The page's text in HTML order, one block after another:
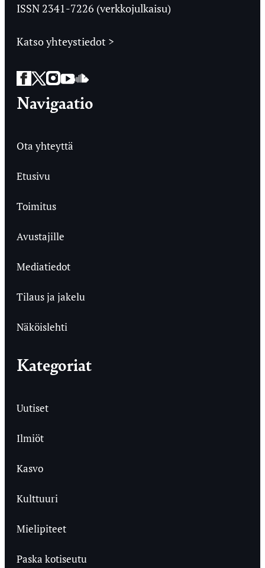
ISSN 2341-7226 (verkkojulkaisu)
Katso yhteystiedot >
Facebook
Twitter
Instagram
YouTube
SoundCloud
Navigaatio
Ota yhteyttä
Etusivu
Toimitus
Avustajille
Mediatiedot
Tilaus ja jakelu
Näköislehti
Kategoriat
Uutiset
Ilmiöt
Kasvo
Kulttuuri
Mielipiteet
Paska kotiseutu